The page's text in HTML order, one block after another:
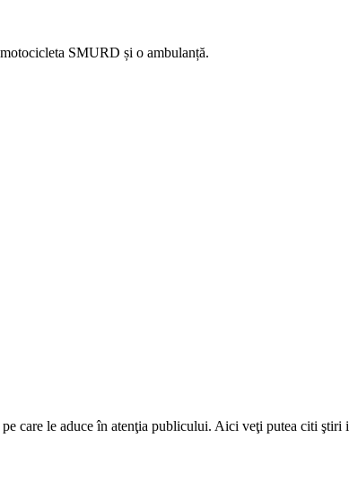
SMURD și o ambulanță.
care le aduce în atenţia publicului. Aici veţi putea citi ştiri